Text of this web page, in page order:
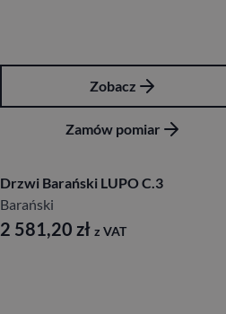
Zobacz
Zamów pomiar
Drzwi Barański LUPO C.3
Barański
2 581,20 zł z VAT